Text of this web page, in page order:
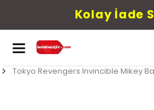
Kolay İade
Tokyo Revengers Invincible Mikey